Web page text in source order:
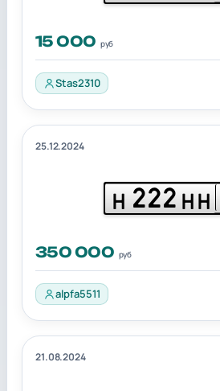
15 000 руб
Stas2310
25.12.2024
Н 222 НН
350 000 руб
alpfa5511
21.08.2024